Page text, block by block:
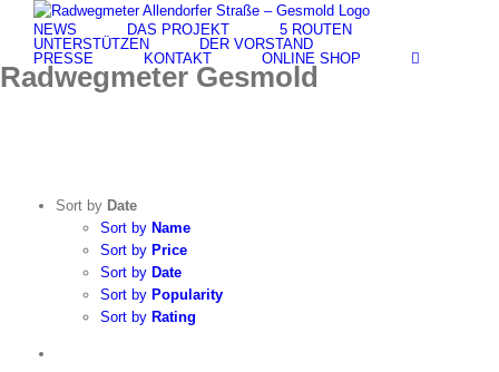
content
NEWS DAS PROJEKT
5 ROUTEN
UNTERSTÜTZEN
DER VORSTAND
PRESSE
KONTAKT ONLINE SHOP
Radwegmeter Gesmold
Sort by Date
Sort by Name
Sort by Price
Sort by Date
Sort by Popularity
Sort by Rating